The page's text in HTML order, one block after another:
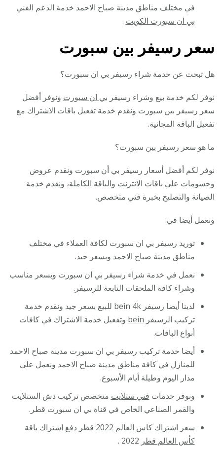
في مختلف مناطق مدينة صباح الاحمد خدمة الدعم الفني
بي ان سبورت الكويت .
سعر رسيفر بين سبورت
هل تبحث عن خدمة شراء رسيفر بي ان سبورت؟
نوفر لكم خدمة بيع وشراء رسيفر بي ان سبورت ونوفر أفضل
سعر رسيفر بين سبورت ونقدم خدمة تفعيل باقات الاشتراك مع
تفعيل الباقة المجانية.
ما هو سعر رسيفر بين سبورت؟
نوفر لكم أفضل أسعار رسيفر بي أن سبورت ونقدم عروض
وحسومات على باقات الانترنت والباقة الكاملة، ونقدم خدمة
الصيانة والتصليح بخبرة فني متخصص.
ونعمل أيضا في:
توريد رسيفر بي ان سبورت لكافة العملاء في مختلف
مناطق مدينة صباح الاحمد وبسعر حيد.
نعمل في خدمة شراء رسيفر بي ان سبورت وبسعر مناسب
وشراء كافة الملحقات التابعة للرسيفر.
لدينا أيضا رسيفر bein 4k للبيع بسعر جيد ونقدم خدمة
تركيب الرسيفر bein وتفعيل خدمة الاشتراك في كافات
أنواع الباقات.
أيضا خدمة تركيب رسيفر بي ان سبورت مدينة صباح الاحمد
للمنازل في كافة مناطق مدينة صباح الاحمد ونعمل على
مدار اليوم وطيلة أيام الأسبوع.
ونوفر خدمات فني ستلايت متخصص تركيب دش الستلايت
والقمر الصناعي الخاص في قناة بي ان سبورت قطر.
سعر اشتراك كاس العالم 2022
قطر دفع اشتراك باقة
كأس العالم قطر